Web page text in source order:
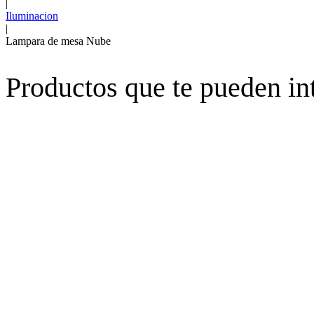
|
Iluminacion
|
Lampara de mesa Nube
Productos que te pueden